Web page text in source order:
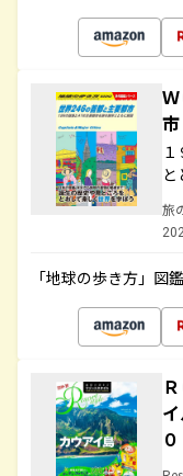
市
旅
「地球の歩き方」図
０